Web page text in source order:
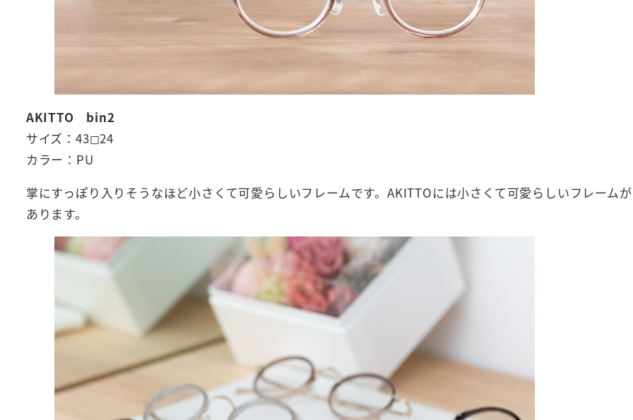
AKITTO
bin2
サイズ：43◻︎24
カラー：PU
掌にすっぽり入りそうなほど小さくて可愛らしいフレームです。AKITTOには小さくて可愛らしいフレーム
あります。